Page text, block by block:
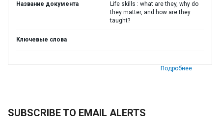
Название документа
Life skills : what are they, why do
they matter, and how are they
taught?
Ключевые слова
Подробнее
SUBSCRIBE TO EMAIL ALERTS